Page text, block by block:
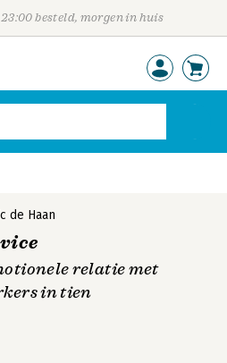
besteld, morgen in huis
de Haan
relatie met
in tien